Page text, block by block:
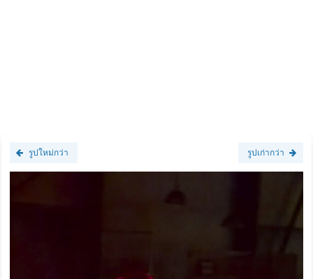
รูปใหม่กว่า รูปเก่ากว่า